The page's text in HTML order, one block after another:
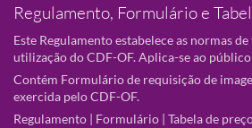
Regulamento, Formulário e
Este Regulamento estabelece as normas
utilização do CDF-OF. Aplica-se ao
Contém Formulário de requisição de
exercida pelo CDF-OF.
Regulamento | Formulário | Tabela de